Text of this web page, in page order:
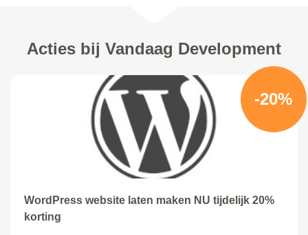
Acties bij Vandaag Development
-20%
WordPress website laten maken NU tijdelijk 20%
korting